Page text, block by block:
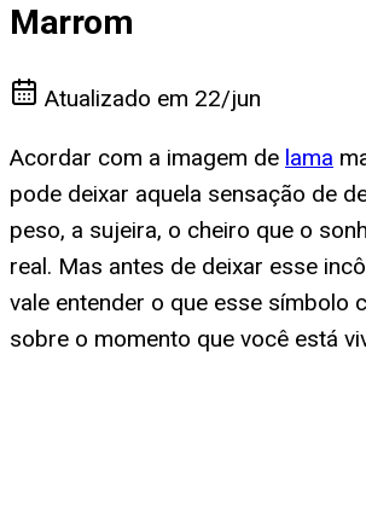
Marrom
Atualizado em 22/jun
Acordar com a imagem de lama
pode deixar aquela sensação de
peso, a sujeira, o cheiro que o
real. Mas antes de deixar esse
vale entender o que esse símbolo
sobre o momento que você está